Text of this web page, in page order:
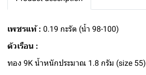
เพชรแท้ : 0.19 กะรัต (น้ำ 98-100)
ตัวเรือน :
ทอง 9K น้ำหนักประมาณ 1.8 กรัม (size 55)